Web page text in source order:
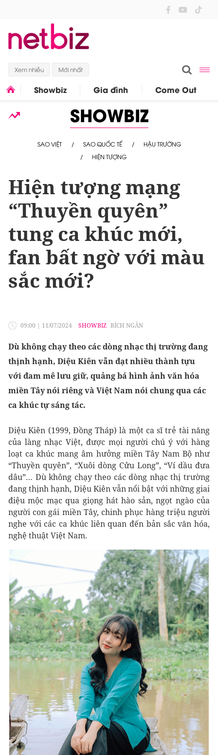
Xem nhiều Mới nhất
Showbiz Gia đình Come Out
SHOWBIZ
SAO VIỆT SAO QUỐC TẾ
HẬU TRƯỜNG
HIỆN TƯỢNG
Hiện tượng mạng
“Thuyền quyên”
tung ca khúc mới,
fan bất ngờ với màu
sắc mới?
09:00 | 11/07/2024 SHOWBIZ BÍCH NGÂN
Dù không chạy theo các dòng nhạc thị trường đang
thịnh hạnh, Diệu Kiên vẫn đạt nhiều thành tựu
với đam mê lưu giữ, quảng bá hình ảnh văn hóa
miền Tây nói riêng và Việt Nam nói chung qua các
ca khúc tự sáng tác.
Diệu Kiên (1999, Đồng Tháp) là một ca sĩ trẻ tài năng
của làng nhạc Việt, được mọi người chú ý với hàng
loạt ca khúc mang âm hưởng miền Tây Nam Bộ như
“Thuyền quyên”, “Xuôi dòng Cửu Long”, “Ví dầu đưa
dâu”… Dù không chạy theo các dòng nhạc thị trường
đang thịnh hạnh, Diệu Kiên vẫn nổi bật với những giai
điệu mộc mạc qua giọng hát hào sản, ngọt ngào của
người con gái miền Tây, chinh phục hàng triệu người
nghe với các ca khúc liên quan đến bản sắc văn hóa,
nghệ thuật Việt Nam.